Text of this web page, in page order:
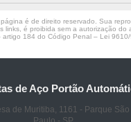
é de direito reservado. Sua
links, é proibida sem a autorização do
artigo 184 do Código Penal – Lei
de Aço Portão
de Muritiba, 1161 - Parque